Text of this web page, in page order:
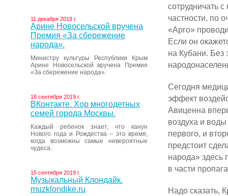
11 декабря 2019 г.
Арине Новосельской вручена
Премия «За сбережение
народа».
Министру культуры Республики Крым
Арине Новосельской вручена Премия
«За сбережение народа».
18 сентября 2019 г.
ВКонтакте. Хор многодетных
семей города Москвы.
Каждый ребенок знает, что канун
Нового года и Рождества – это время,
когда возможны самые невероятные
чудеса.
15 сентября 2019 г.
Музыкальный Клондайк.
muzklondike.ru
сотрудничать
частности, по
«Арго»
Если он
на Кубани. Без
Сегодня
эффект
Авиценна
воздуха и
перво­го, и
предстоит
народа» здесь
в части
Надо сказать,